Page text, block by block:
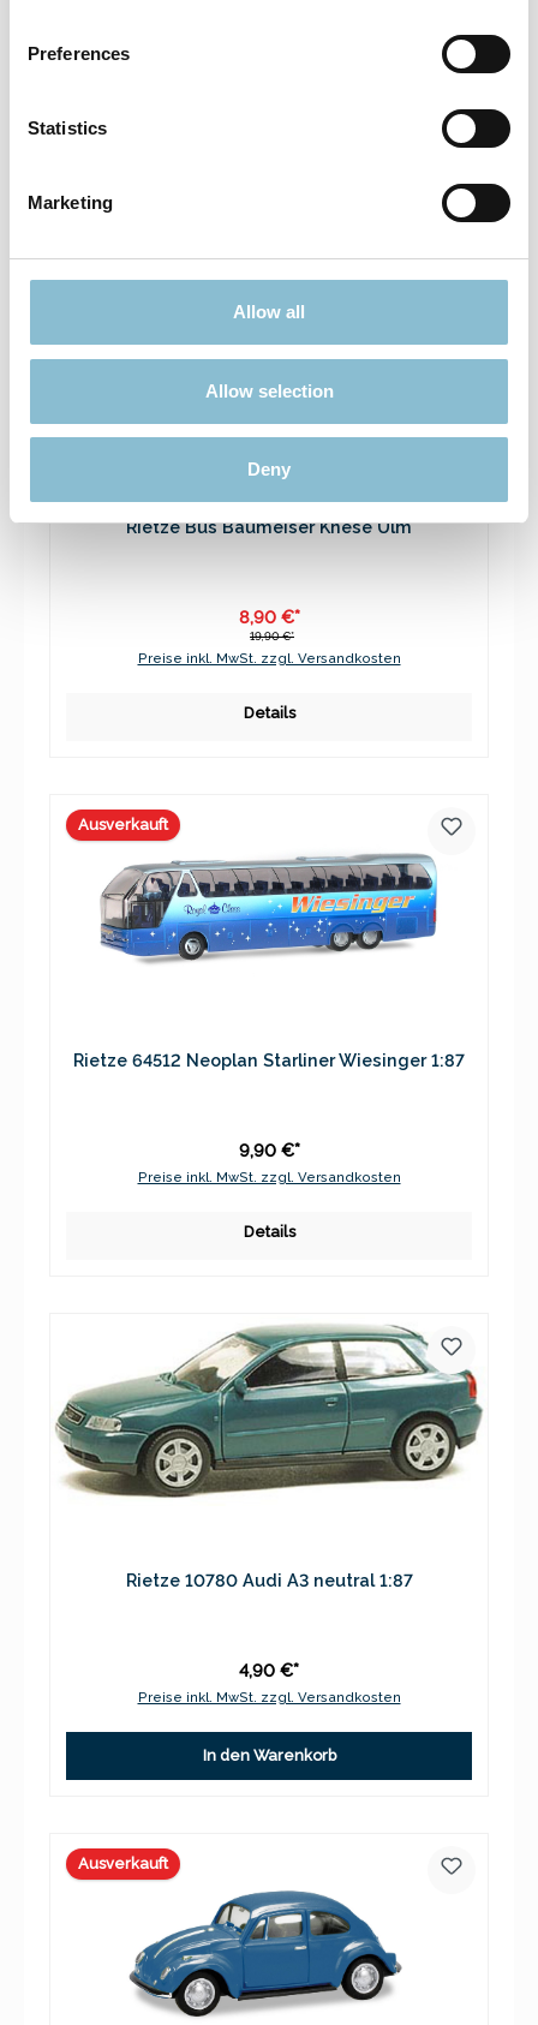
Preferences
Statistics
Marketing
Allow all
Allow selection
Deny
Rietze Bus Baumeiser Knese Ulm
8,90 €*
19,90 €*
Preise inkl. MwSt. zzgl. Versandkosten
Details
Ausverkauft
Rietze 64512 Neoplan Starliner Wiesinger 1:87
9,90 €*
Preise inkl. MwSt. zzgl. Versandkosten
Details
Rietze 10780 Audi A3 neutral 1:87
4,90 €*
Preise inkl. MwSt. zzgl. Versandkosten
In den Warenkorb
Ausverkauft